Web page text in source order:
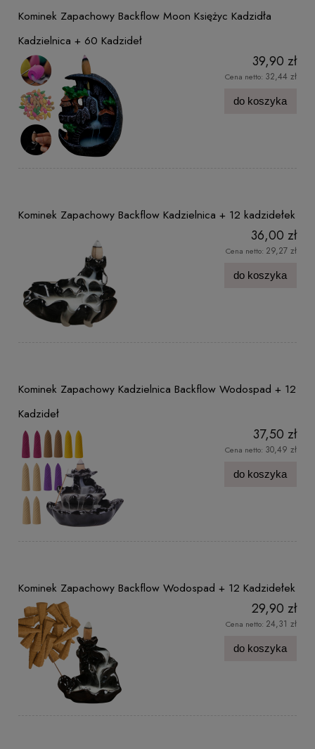
Kominek Zapachowy Backflow Moon Księżyc Kadzidła
Kadzielnica + 60 Kadzideł
39,90 zł
Cena netto: 32,44 zł
do koszyka
Kominek Zapachowy Backflow Kadzielnica + 12 kadzidełek
36,00 zł
Cena netto: 29,27 zł
do koszyka
Kominek Zapachowy Kadzielnica Backflow Wodospad + 12
Kadzideł
37,50 zł
Cena netto: 30,49 zł
do koszyka
Kominek Zapachowy Backflow Wodospad + 12 Kadzidełek
29,90 zł
Cena netto: 24,31 zł
do koszyka